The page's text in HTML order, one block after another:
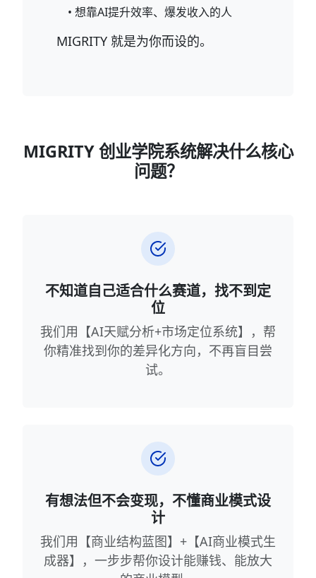
• 想靠AI提升效率、爆发收入的人
MIGRITY 就是为你而设的。
MIGRITY 创业学院系统解决什么核心
问题？
不知道自己适合什么赛道，找不到定
位
我们用【AI天赋分析+市场定位系统】，帮
你精准找到你的差异化方向，不再盲目尝
试。
有想法但不会变现，不懂商业模式设
计
我们用【商业结构蓝图】+【AI商业模式生
成器】，一步步帮你设计能赚钱、能放大